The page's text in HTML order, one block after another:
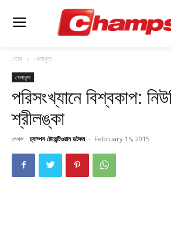
হোম খেলাধুলা
খেলাধুলা
পরিসংখ্যানে বিশ্বকাপ:
শ্রীলঙ্কা
লেখক : চ্যাম্পস টোয়েন্টিওয়ান ডটকম - February 15, 2015